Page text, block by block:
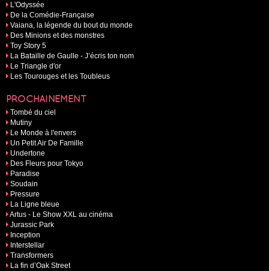
L'Odyssée
De la Comédie-Française
Vaiana, la légende du bout du monde
Des Minions et des monstres
Toy Story 5
La Bataille de Gaulle - J’écris ton nom
Le Triangle d'or
Les Tourouges et les Toubleus
PROCHAINEMENT
Tombé du ciel
Mutiny
Le Monde à l'envers
Un Petit Air De Famille
Undertone
Des Fleurs pour Tokyo
Paradise
Soudain
Pressure
La Ligne bleue
Artus - Le Show XXL au cinéma
Jurassic Park
Inception
Interstellar
Transformers
La fin d’Oak Street